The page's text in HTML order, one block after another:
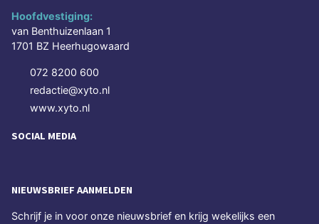
Hoofdvestiging:
van Benthuizenlaan 1
1701 BZ Heerhugowaard
072 8200 600
redactie@xyto.nl
www.xyto.nl
SOCIAL MEDIA
NIEUWSBRIEF AANMELDEN
Schrijf je in voor onze nieuwsbrief en krijg wekelijks een